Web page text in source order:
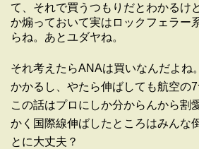
て、それで買うつもりだとわかるけ
か煽っておいて実はロックフェラー
らね。あとユダヤね。
それ考えたらANAは買いなんだよね
かかるし、やたら伸ばしても航空の
この話はプロにしか分からんから割
かく国際線伸ばしたところはみんな
とに大丈夫？